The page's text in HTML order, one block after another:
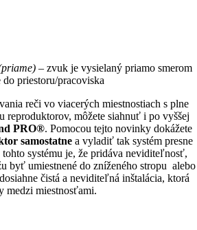
– zvuk je vysielaný priamo smerom
do priestoru/pracoviska
reči vo viacerých miestnostiach s plne
reproduktorov, môžete siahnuť i po vyššej
PRO®. Pomocou tejto novinky dokážete
samostatne a vyladiť tak systém presne
systému je, že pridáva neviditeľnosť,
byť umiestnené do zníženého stropu alebo
čistá a neviditeľná inštalácia, ktorá
medzi miestnosťami.